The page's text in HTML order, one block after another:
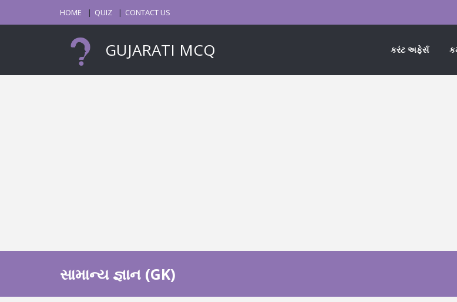
HOME QUIZ CONTACT US
GUJARATI MCQ કરંટ અફેર્સ
સામાન્ય જ્ઞાન (GK)